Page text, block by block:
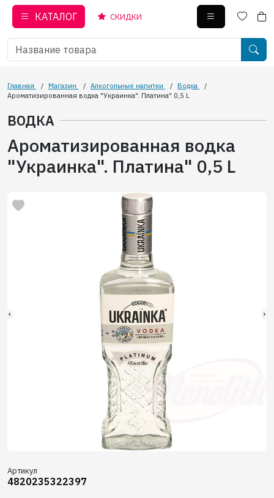
КАТАЛОГ СКИДКИ
Главная / Магазин / Алкогольные напитки / Водка
/
Ароматизированная водка "Украинка". Платина" 0,5 L
ВОДКА
Ароматизированная водка
"Украинка". Платина" 0,5 L
Артикул
4820235322397